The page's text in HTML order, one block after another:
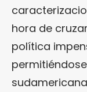
hora de
política
sudamericana